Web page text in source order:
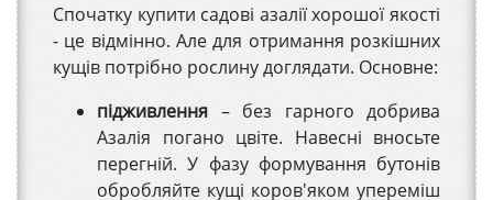
Спочатку купити садові азалії хорошої якості
- це відмінно. Але для отримання розкішних
кущів потрібно рослину доглядати. Основне:
підживлення – без гарного добрива
Азалія погано цвіте. Навесні вносьте
перегній. У фазу формування бутонів
обробляйте кущі коров'яком упереміш